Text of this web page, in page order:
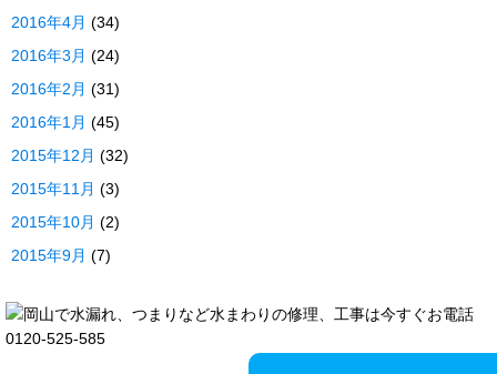
2016年4月 (34)
2016年3月 (24)
2016年2月 (31)
2016年1月 (45)
2015年12月 (32)
2015年11月 (3)
2015年10月 (2)
2015年9月 (7)